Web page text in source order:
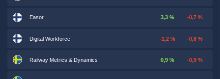
Easor 3,3 % -0,7 %
Digital Workforce -1,2 % -0,8 %
Railway Metrics & Dynamics 0,9 % -0,9 %